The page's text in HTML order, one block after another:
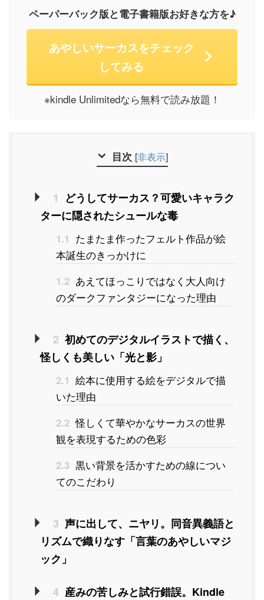
ペーパーバック版と電子書籍版お好きな方を♪
あやしいサーカスをチェック
してみる
※kindle Unlimitedなら無料で読み放題！
目次 [非表示]
1 どうしてサーカス？可愛いキャラク
ターに隠されたシュールな毒
1.1 たまたま作ったフェルト作品が絵
本誕生のきっかけに
1.2 あえてほっこりではなく大人向け
のダークファンタジーになった理由
2 初めてのデジタルイラストで描く、
怪しくも美しい「光と影」
2.1 絵本に使用する絵をデジタルで描
いた理由
2.2 怪しくて華やかなサーカスの世界
観を表現するための色彩
2.3 黒い背景を活かすための線につい
てのこだわり
3 声に出して、ニヤリ。同音異義語と
リズムで織りなす「言葉のあやしいマジ
ック」
4 産みの苦しみと試行錯誤。Kindle